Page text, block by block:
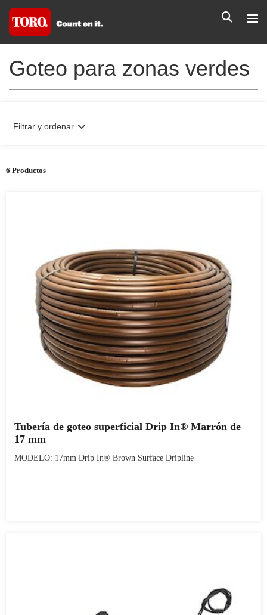
Goteo para zonas verdes
6 Productos
Filtrar y ordenar
Tubería de goteo superficial Drip In® Marrón de
17 mm
MODELO: 17mm Drip In® Brown Surface Dripline